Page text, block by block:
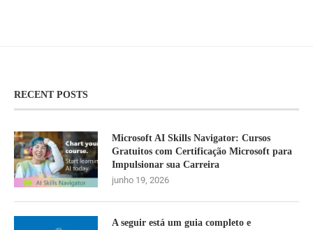
RECENT POSTS
Microsoft AI Skills Navigator: Cursos
Gratuitos com Certificação Microsoft para
Impulsionar sua Carreira
junho 19, 2026
A seguir está um guia completo e